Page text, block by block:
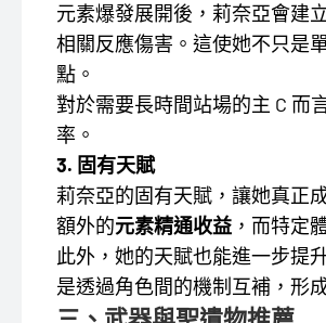
元素爆發展開後，莉奈亞會建
相關反應傷害。這使她不只是
點。
對於需要長時間站場的主 C 而
率。
3. 固有天賦
莉奈亞的固有天賦，讓她真正
額外的元素精通收益 ，而特定
此外，她的天賦也能進一步提
是透過角色間的機制互補，形